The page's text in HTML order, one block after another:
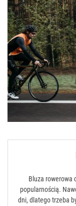
Bluza rowerowa
popularnością.
dni, dlatego trzeba